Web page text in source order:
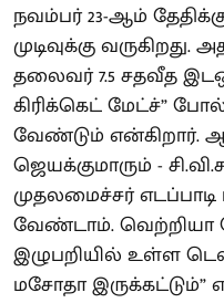
நவம்பர் 23-ஆம்
முடிவுக்கு
தலைவர் 7.5 சதவீத
கிரிக்கெட் மேட்ச்”
வேண்டும்
ஜெயக்குமாரும் -
முதலமைச்சர்
வேண்டாம். வெற்றியா
இழுபறியில் உள்ள
மசோதா இருக்கட்டும்”